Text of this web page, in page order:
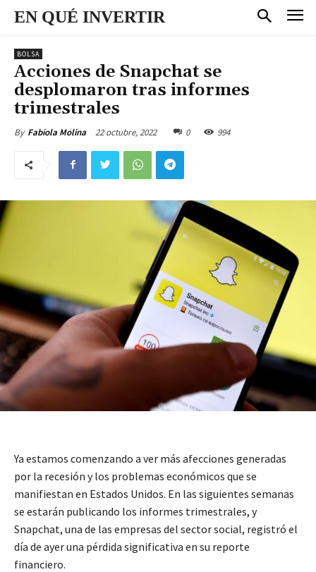
EN QUÉ INVERTIR
BOLSA
Acciones de Snapchat se
desplomaron tras informes
trimestrales
By Fabiola Molina 22 octubre, 2022 0 994
Ya estamos comenzando a ver más afecciones generadas
por la recesión y los problemas económicos que se
manifiestan en Estados Unidos. En las siguientes semanas
se estarán publicando los informes trimestrales, y
Snapchat, una de las empresas del sector social, registró el
día de ayer una pérdida significativa en su reporte
financiero.